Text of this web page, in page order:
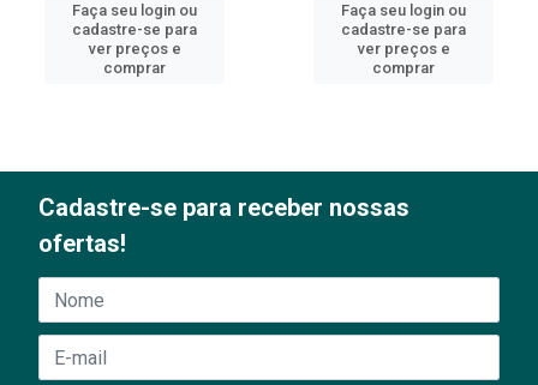
Faça seu login ou
cadastre-se para
ver preços e
comprar
Faça seu login ou
cadastre-se para
ver preços e
comprar
Cadastre-se para receber nossas
ofertas!